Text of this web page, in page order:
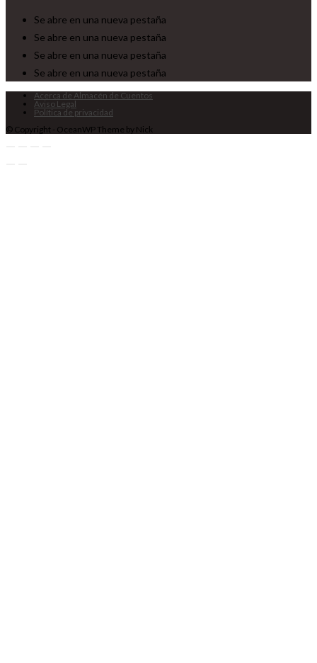
Se abre en una nueva pestaña
Se abre en una nueva pestaña
Se abre en una nueva pestaña
Se abre en una nueva pestaña
Acerca de Almacén de Cuentos
Aviso Legal
Política de privacidad
© Copyright - OceanWP Theme by Nick